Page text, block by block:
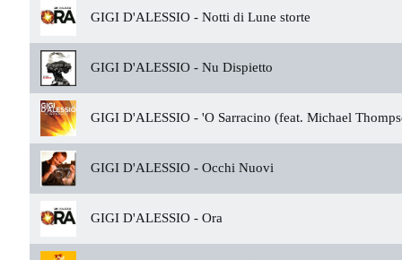
GIGI D'ALESSIO - Notti di Lune storte
GIGI D'ALESSIO - Nu Dispietto
GIGI D'ALESSIO - 'O Sarracino (feat. Michael
GIGI D'ALESSIO - Occhi Nuovi
GIGI D'ALESSIO - Ora